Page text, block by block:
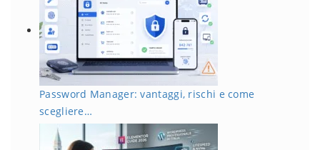
Password Manager: vantaggi, rischi e come
scegliere…